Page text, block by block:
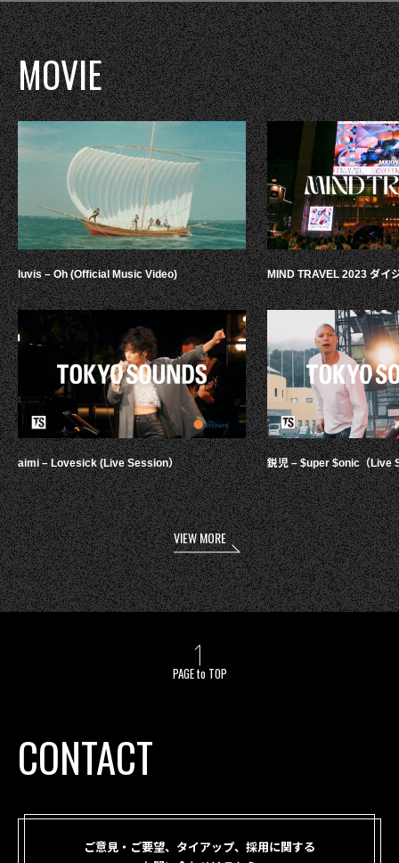
MOVIE
luvis – Oh (Official Music Video)
aimi – Lovesick (Live Session）
MIND TRAVEL 2023 ダイ
鋭児 – $uper $onic（Live
VIEW MORE
PAGE to TOP
CONTACT
ご意見・ご要望、タイアップ、採用に関する